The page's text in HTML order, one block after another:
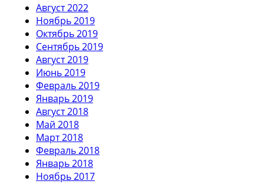
Август 2022
Ноябрь 2019
Октябрь 2019
Сентябрь 2019
Август 2019
Июнь 2019
Февраль 2019
Январь 2019
Август 2018
Май 2018
Март 2018
Февраль 2018
Январь 2018
Ноябрь 2017